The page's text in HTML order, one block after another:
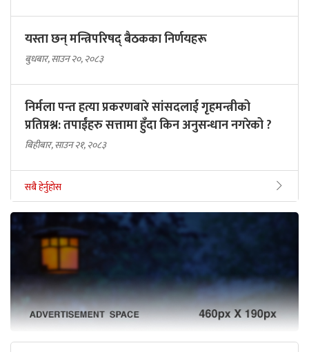
यस्ता छन् मन्त्रिपरिषद् बैठकका निर्णयहरू
बुधबार, साउन २०, २०८३
निर्मला पन्त हत्या प्रकरणबारे सांसदलाई गृहमन्त्रीको
प्रतिप्रश्न: तपाईंहरु सत्तामा हुँदा किन अनुसन्धान नगरेको ?
बिहीबार, साउन २१, २०८३
सबै हेर्नुहोस